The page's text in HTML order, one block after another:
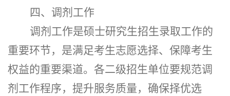
四、调剂工作
调剂工作是硕士研究生招生录取工作的
重要环节，是满足考生志愿选择、保障考生
权益的重要渠道。各二级招生单位要规范调
剂工作程序，提升服务质量，确保择优选